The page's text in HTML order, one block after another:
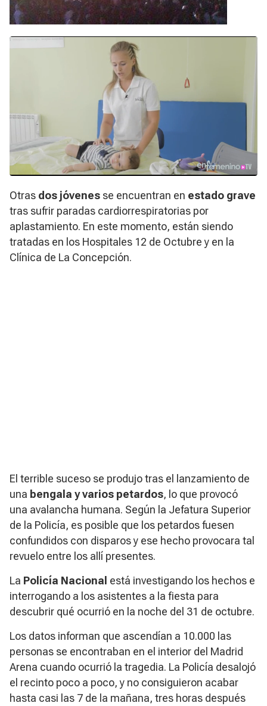
Otras dos jóvenes se encuentran en estado grave
tras sufrir paradas cardiorrespiratorias por
aplastamiento. En este momento, están siendo
tratadas en los Hospitales 12 de Octubre y en la
Clínica de La Concepción.
El terrible suceso se produjo tras el lanzamiento de
una bengala y varios petardos, lo que provocó
una avalancha humana. Según la Jefatura Superior
de la Policía, es posible que los petardos fuesen
confundidos con disparos y ese hecho provocara tal
revuelo entre los allí presentes.
La Policía Nacional está investigando los hechos e
interrogando a los asistentes a la fiesta para
descubrir qué ocurrió en la noche del 31 de octubre.
Los datos informan que ascendían a 10.000 las
personas se encontraban en el interior del Madrid
Arena cuando ocurrió la tragedia. La Policía desalojó
el recinto poco a poco, y no consiguieron acabar
hasta casi las 7 de la mañana, tres horas después